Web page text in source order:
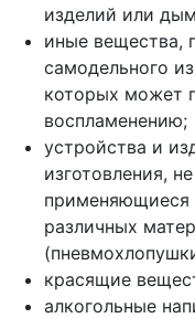
изделий или
иные вещества,
самодельного
которых может
воспламенению;
устройства и
изготовления,
применяющиеся
различных
красящие
алкогольные